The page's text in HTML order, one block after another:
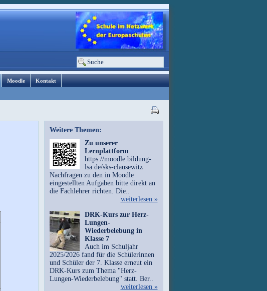
Moodle Kontakt
Weitere Themen:
Zu unserer
Lernplattform
https://moodle.bildung-
lsa.de/sks-clausewitz
Nachfragen zu den in Moodle
eingestellten Aufgaben bitte direkt an
die Fachlehrer richten. Die..
weiterlesen »
DRK-Kurs zur Herz-
Lungen-
Wiederbelebung in
Klasse 7
Auch im Schuljahr
2025/2026 fand für die Schülerinnen
und Schüler der 7. Klasse erneut ein
DRK-Kurs zum Thema "Herz-
Lungen-Wiederbelebung" statt. Ber..
weiterlesen »